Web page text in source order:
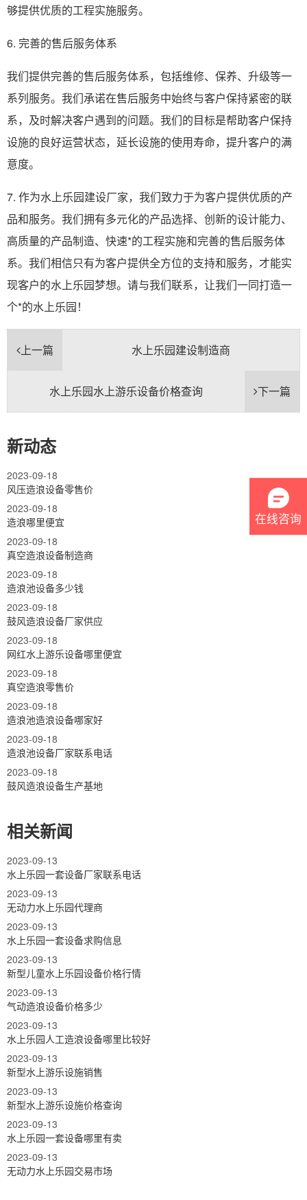
够提供优质的工程实施服务。
6. 完善的售后服务体系
我们提供完善的售后服务体系，包括维修、保养、升级等一
系列服务。我们承诺在售后服务中始终与客户保持紧密的联
系，及时解决客户遇到的问题。我们的目标是帮助客户保持
设施的良好运营状态，延长设施的使用寿命，提升客户的满
意度。
7. 作为水上乐园建设厂家，我们致力于为客户提供优质的产
品和服务。我们拥有多元化的产品选择、创新的设计能力、
高质量的产品制造、快速*的工程实施和完善的售后服务体
系。我们相信只有为客户提供全方位的支持和服务，才能实
现客户的水上乐园梦想。请与我们联系，让我们一同打造一
个*的水上乐园！
上一篇 水上乐园建设制造商
下一篇
水上乐园水上游乐设备价格查询
新动态
2023-09-18
风压造浪设备零售价
2023-09-18
造浪哪里便宜
2023-09-18
真空造浪设备制造商
2023-09-18
造浪池设备多少钱
2023-09-18
鼓风造浪设备厂家供应
2023-09-18
网红水上游乐设备哪里便宜
2023-09-18
真空造浪零售价
2023-09-18
造浪池造浪设备哪家好
2023-09-18
造浪池设备厂家联系电话
2023-09-18
鼓风造浪设备生产基地
相关新闻
2023-09-13
水上乐园一套设备厂家联系电话
2023-09-13
无动力水上乐园代理商
2023-09-13
水上乐园一套设备求购信息
2023-09-13
新型儿童水上乐园设备价格行情
2023-09-13
气动造浪设备价格多少
2023-09-13
水上乐园人工造浪设备哪里比较好
2023-09-13
新型水上游乐设施销售
2023-09-13
新型水上游乐设施价格查询
2023-09-13
水上乐园一套设备哪里有卖
2023-09-13
无动力水上乐园交易市场
在线咨询